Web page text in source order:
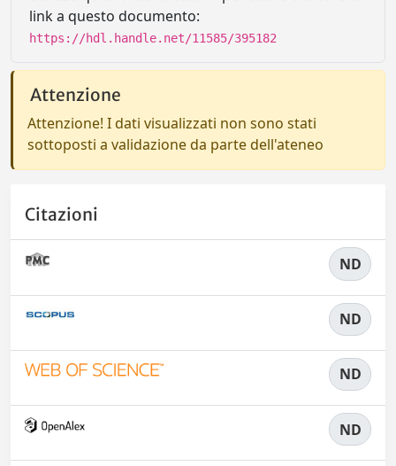
link a questo documento:
https://hdl.handle.net/11585/395182
Attenzione
Attenzione! I dati visualizzati non sono stati
sottoposti a validazione da parte dell'ateneo
Citazioni
ND
ND
ND
ND